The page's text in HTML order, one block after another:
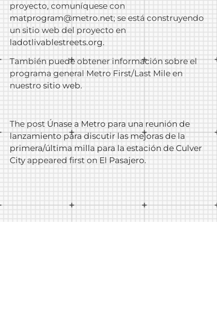
proyecto, comuníquese con
matprogram@metro.net; se está construyendo
un sitio web del proyecto en
ladotlivablestreets.org.
También puede obtener información sobre el
programa general Metro First/Last Mile en
nuestro sitio web.
The post Únase a Metro para una reunión de
lanzamiento para discutir las mejoras de la
primera/última milla para la estación de Culver
City appeared first on El Pasajero.